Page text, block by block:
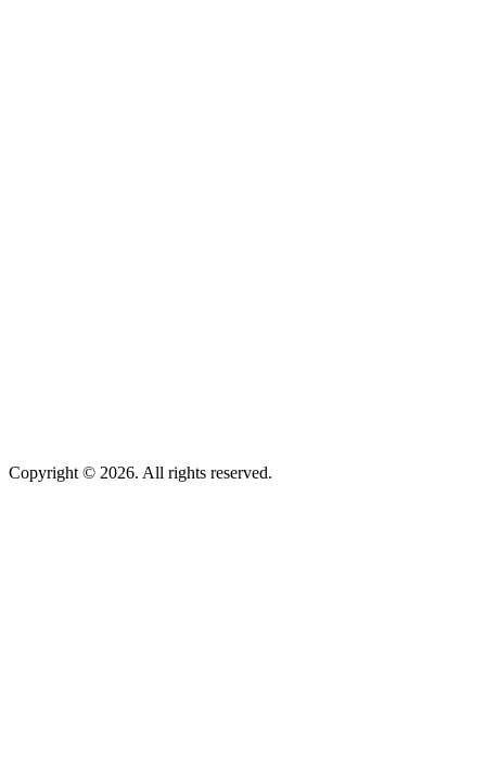
Copyright © 2026. All rights reserved.